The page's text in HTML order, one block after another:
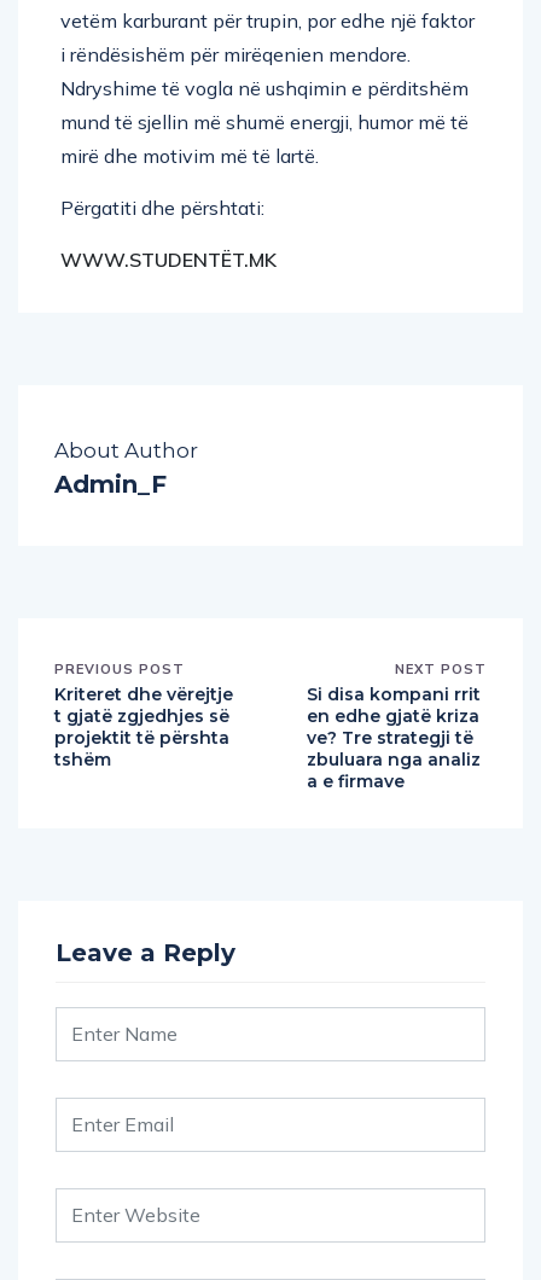
vetëm karburant për trupin, por edhe një faktor
i rëndësishëm për mirëqenien mendore.
Ndryshime të vogla në ushqimin e përditshëm
mund të sjellin më shumë energji, humor më të
mirë dhe motivim më të lartë.
Përgatiti dhe përshtati:
WWW.STUDENTËT.MK
About Author
Admin_F
PREVIOUS POST
Kriteret dhe vërejtje
t gjatë zgjedhjes së
projektit të përshta
tshëm
NEXT POST
Si disa kompani rrit
en edhe gjatë kriza
ve? Tre strategji të
zbuluara nga analiz
a e firmave
Leave a Reply